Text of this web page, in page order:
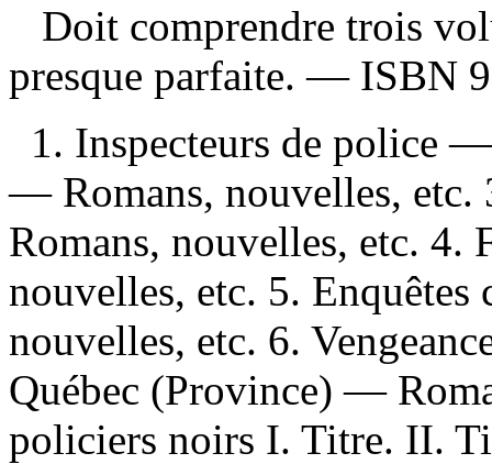
Doit comprendre trois
presque parfaite. — ISBN
1. Inspecteurs de police
— Romans, nouvelles,
Romans, nouvelles, etc.
nouvelles, etc. 5.
nouvelles, etc. 6.
Québec (Province) —
policiers noirs I. Titre. II.